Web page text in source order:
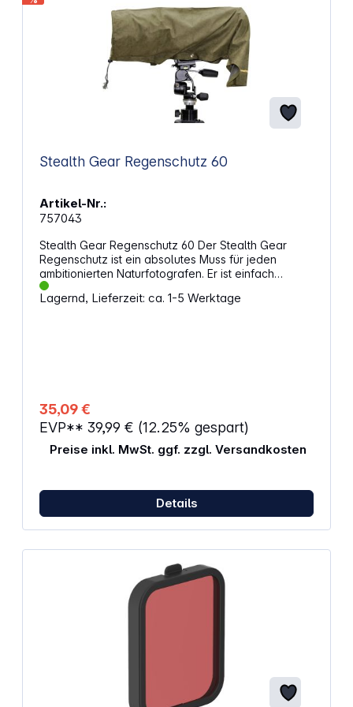
bestimmten Modellen Unterstützt Navigation im
nachtaktiven Tiere
Stealth Gear Regenschutz 60
Artikel-Nr.:
757043
Stealth Gear Regenschutz 60 Der Stealth Gear
Regenschutz ist ein absolutes Muss für jeden
ambitionierten Naturfotografen. Er ist einfach
anzubringen und schützt Ihr Objektiv gegen Wind
und Wetter. Highlights: Kompatibel mit vielen
Lagernd, Lieferzeit: ca. 1-5 Werktage
35,09 €
EVP** 39,99 € (12.25% gespart)
Preise inkl. MwSt. ggf. zzgl. Versandkosten
Details